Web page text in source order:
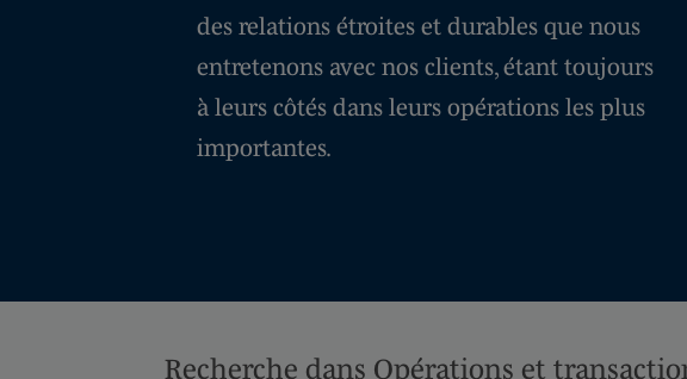
des relations étroites et durables que nous
entretenons avec nos clients, étant toujours
à leurs côtés dans leurs opérations les plus
importantes.